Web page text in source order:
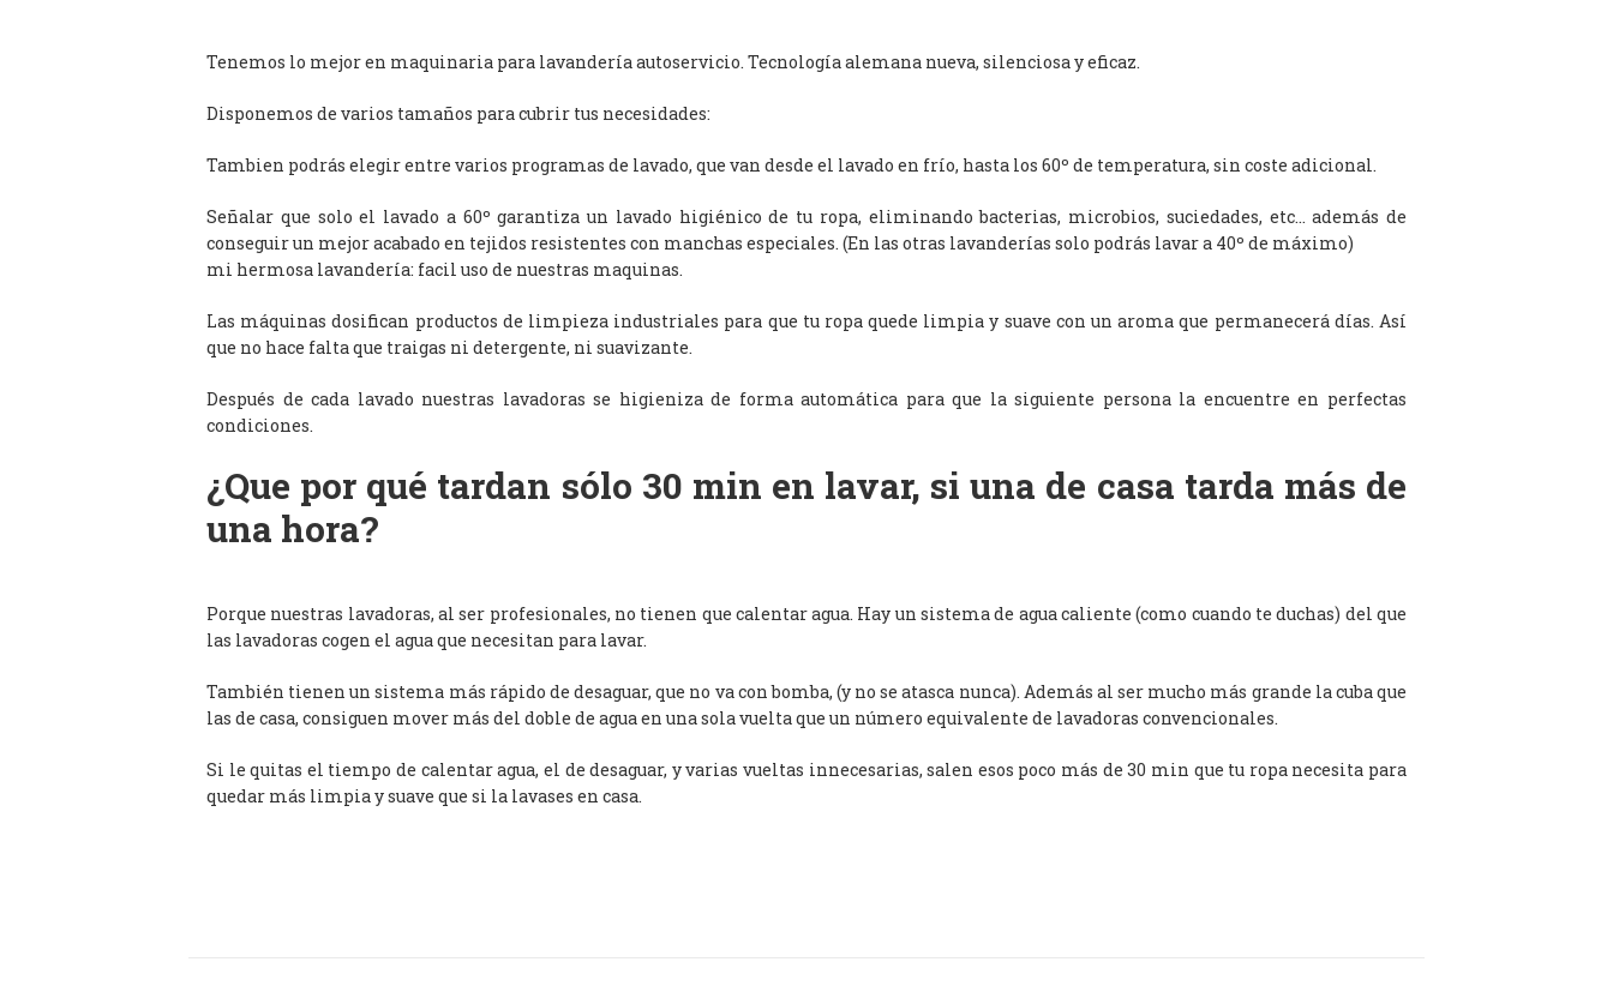
Tenemos lo mejor en maquinaria para lavandería autoservicio. Tecnología alemana nueva, silenciosa y eficaz.
Disponemos de varios tamaños para cubrir tus necesidades:
Tambien podrás elegir entre varios programas de lavado, que van desde el lavado en frío, hasta los 60º de temperatura, sin coste adicional.
Señalar que solo el lavado a 60º garantiza un lavado higiénico de tu ropa, eliminando bacterias, microbios, suciedades, etc… además de
conseguir un mejor acabado en tejidos resistentes con manchas especiales. (En las otras lavanderías solo podrás lavar a 40º de máximo)
mi hermosa lavandería: facil uso de nuestras maquinas.
Las máquinas dosifican productos de limpieza industriales para que tu ropa quede limpia y suave con un aroma que permanecerá días. Así
que no hace falta que traigas ni detergente, ni suavizante.
Después de cada lavado nuestras lavadoras se higieniza de forma automática para que la siguiente persona la encuentre en perfectas
condiciones.
¿Que por qué tardan sólo 30 min en lavar, si una de casa tarda más de
una hora?
Porque nuestras lavadoras, al ser profesionales, no tienen que calentar agua. Hay un sistema de agua caliente (como cuando te duchas) del que
las lavadoras cogen el agua que necesitan para lavar.
También tienen un sistema más rápido de desaguar, que no va con bomba, (y no se atasca nunca). Además al ser mucho más grande la cuba que
las de casa, consiguen mover más del doble de agua en una sola vuelta que un número equivalente de lavadoras convencionales.
Si le quitas el tiempo de calentar agua, el de desaguar, y varias vueltas innecesarias, salen esos poco más de 30 min que tu ropa necesita para
quedar más limpia y suave que si la lavases en casa.